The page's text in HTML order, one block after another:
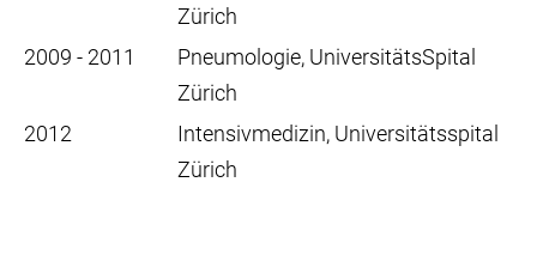
Zürich
2009 - 2011
Pneumologie, UniversitätsSpital
Zürich
2012
Intensivmedizin, Universitätsspital
Zürich